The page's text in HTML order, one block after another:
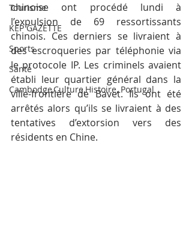
Tourisme
KEP GAZETTE
Sports
Santé
Cambodge,Culture,Histoire, Portugal
chinoise ont procédé lundi à
l’expulsion de 69 ressortissants
chinois. Ces derniers se livraient à
des escroqueries par téléphonie via
le protocole IP. Les criminels avaient
établi leur quartier général dans la
ville-frontière de Bavet. Ils ont été
arrêtés alors qu’ils se livraient à des
tentatives d’extorsion vers des
résidents en Chine.